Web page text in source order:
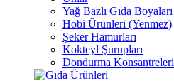
Yağ Bazlı Gıda Boyaları
Hobi Ürünleri (Yenmez)
Şeker Hamurları
Kokteyl Şurupları
Dondurma Konsantreleri